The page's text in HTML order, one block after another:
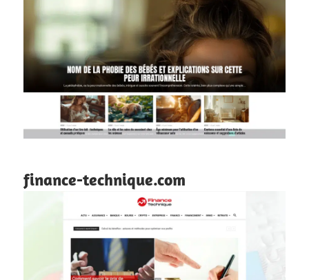
finance-technique.com